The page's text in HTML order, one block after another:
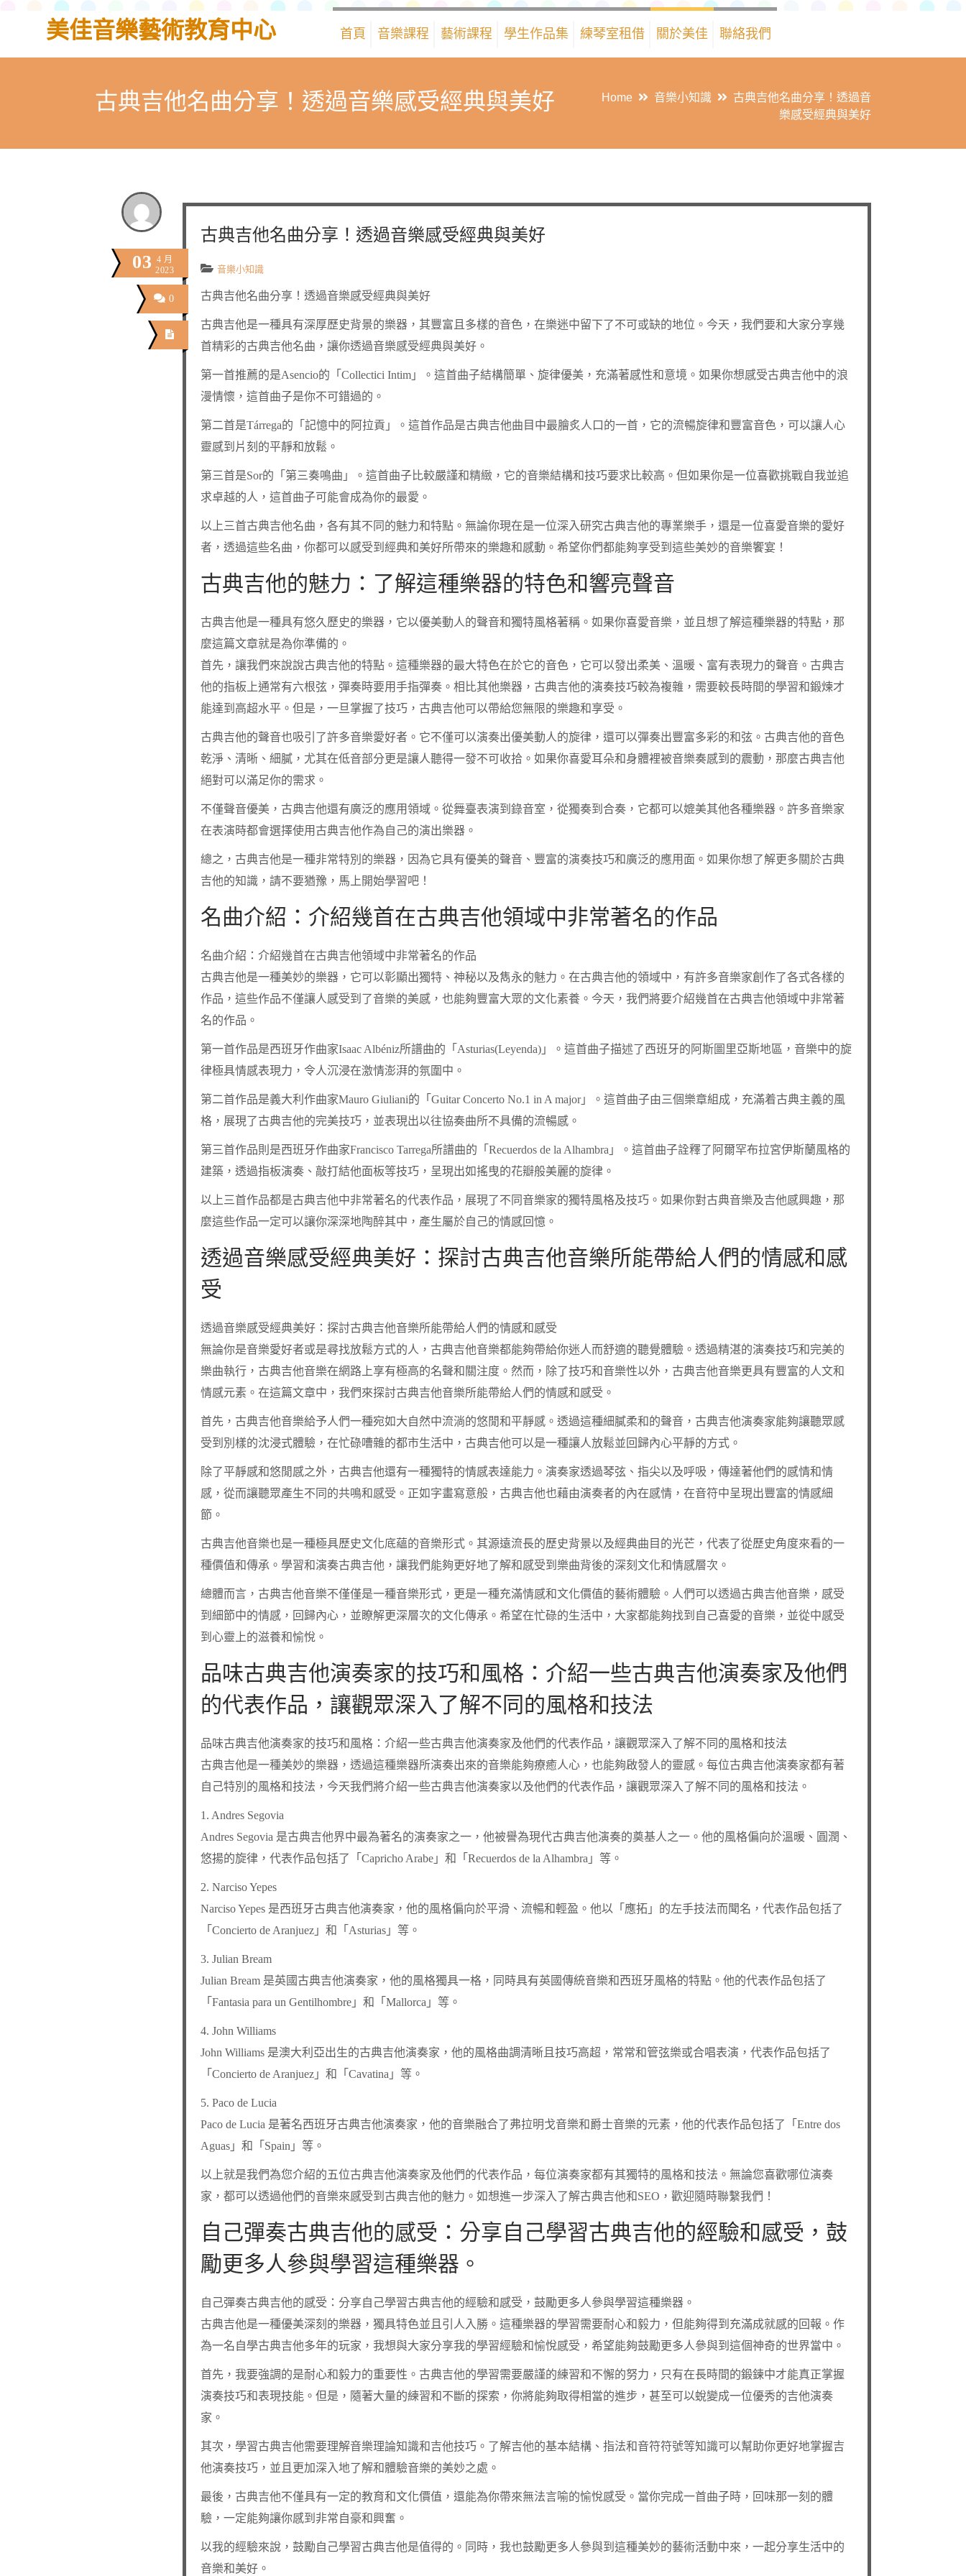
美佳音樂藝術教育中心 首頁 音樂課程 藝術課程 學生作品集 練琴室租借 關於美佳 聯絡我們
古典吉他名曲分享！透過音樂感受經典與美好 Home 音樂小知識
古典吉他名曲分享！透過音
樂感受經典與美好
03 4 月
2023
0
古典吉他名曲分享！透過音樂感受經典與美好
音樂小知識
古典吉他名曲分享！透過音樂感受經典與美好
古典吉他是一種具有深厚歷史背景的樂器，其豐富且多樣的音色，在樂迷中留下了不可或缺的地位。今天，我們要和大家分享幾
首精彩的古典吉他名曲，讓你透過音樂感受經典與美好。
第一首推薦的是Asencio的「Collectici Intim」。這首曲子結構簡單、旋律優美，充滿著感性和意境。如果你想感受古典吉他中的浪
漫情懷，這首曲子是你不可錯過的。
第二首是Tárrega的「記憶中的阿拉貢」。這首作品是古典吉他曲目中最膾炙人口的一首，它的流暢旋律和豐富音色，可以讓人心
靈感到片刻的平靜和放鬆。
第三首是Sor的「第三奏鳴曲」。這首曲子比較嚴謹和精緻，它的音樂結構和技巧要求比較高。但如果你是一位喜歡挑戰自我並追
求卓越的人，這首曲子可能會成為你的最愛。
以上三首古典吉他名曲，各有其不同的魅力和特點。無論你現在是一位深入研究古典吉他的專業樂手，還是一位喜愛音樂的愛好
者，透過這些名曲，你都可以感受到經典和美好所帶來的樂趣和感動。希望你們都能夠享受到這些美妙的音樂饗宴！
古典吉他的魅力：了解這種樂器的特色和響亮聲音
古典吉他是一種具有悠久歷史的樂器，它以優美動人的聲音和獨特風格著稱。如果你喜愛音樂，並且想了解這種樂器的特點，那
麼這篇文章就是為你準備的。
首先，讓我們來說說古典吉他的特點。這種樂器的最大特色在於它的音色，它可以發出柔美、溫暖、富有表現力的聲音。古典吉
他的指板上通常有六根弦，彈奏時要用手指彈奏。相比其他樂器，古典吉他的演奏技巧較為複雜，需要較長時間的學習和鍛煉才
能達到高超水平。但是，一旦掌握了技巧，古典吉他可以帶給您無限的樂趣和享受。
古典吉他的聲音也吸引了許多音樂愛好者。它不僅可以演奏出優美動人的旋律，還可以彈奏出豐富多彩的和弦。古典吉他的音色
乾淨、清晰、細膩，尤其在低音部分更是讓人聽得一發不可收拾。如果你喜愛耳朵和身體裡被音樂奏感到的震動，那麼古典吉他
絕對可以滿足你的需求。
不僅聲音優美，古典吉他還有廣泛的應用領域。從舞臺表演到錄音室，從獨奏到合奏，它都可以媲美其他各種樂器。許多音樂家
在表演時都會選擇使用古典吉他作為自己的演出樂器。
總之，古典吉他是一種非常特別的樂器，因為它具有優美的聲音、豐富的演奏技巧和廣泛的應用面。如果你想了解更多關於古典
吉他的知識，請不要猶豫，馬上開始學習吧！
名曲介紹：介紹幾首在古典吉他領域中非常著名的作品
名曲介紹：介紹幾首在古典吉他領域中非常著名的作品
古典吉他是一種美妙的樂器，它可以彰顯出獨特、神秘以及雋永的魅力。在古典吉他的領域中，有許多音樂家創作了各式各樣的
作品，這些作品不僅讓人感受到了音樂的美感，也能夠豐富大眾的文化素養。今天，我們將要介紹幾首在古典吉他領域中非常著
名的作品。
第一首作品是西班牙作曲家Isaac Albéniz所譜曲的「Asturias(Leyenda)」。這首曲子描述了西班牙的阿斯圖里亞斯地區，音樂中的旋
律極具情感表現力，令人沉浸在激情澎湃的氛圍中。
第二首作品是義大利作曲家Mauro Giuliani的「Guitar Concerto No.1 in A major」。這首曲子由三個樂章組成，充滿着古典主義的風
格，展現了古典吉他的完美技巧，並表現出以往協奏曲所不具備的流暢感。
第三首作品則是西班牙作曲家Francisco Tarrega所譜曲的「Recuerdos de la Alhambra」。這首曲子詮釋了阿爾罕布拉宮伊斯蘭風格的
建築，透過指板演奏、敲打結他面板等技巧，呈現出如搖曳的花瓣般美麗的旋律。
以上三首作品都是古典吉他中非常著名的代表作品，展現了不同音樂家的獨特風格及技巧。如果你對古典音樂及吉他感興趣，那
麼這些作品一定可以讓你深深地陶醉其中，產生屬於自己的情感回憶。
透過音樂感受經典美好：探討古典吉他音樂所能帶給人們的情感和感
受
透過音樂感受經典美好：探討古典吉他音樂所能帶給人們的情感和感受
無論你是音樂愛好者或是尋找放鬆方式的人，古典吉他音樂都能夠帶給你迷人而舒適的聽覺體驗。透過精湛的演奏技巧和完美的
樂曲執行，古典吉他音樂在網路上享有極高的名聲和關注度。然而，除了技巧和音樂性以外，古典吉他音樂更具有豐富的人文和
情感元素。在這篇文章中，我們來探討古典吉他音樂所能帶給人們的情感和感受。
首先，古典吉他音樂給予人們一種宛如大自然中流淌的悠閒和平靜感。透過這種細膩柔和的聲音，古典吉他演奏家能夠讓聽眾感
受到別樣的沈浸式體驗，在忙碌嘈雜的都市生活中，古典吉他可以是一種讓人放鬆並回歸內心平靜的方式。
除了平靜感和悠閒感之外，古典吉他還有一種獨特的情感表達能力。演奏家透過琴弦、指尖以及呼吸，傳達著他們的感情和情
感，從而讓聽眾產生不同的共鳴和感受。正如字畫寫意般，古典吉他也藉由演奏者的內在感情，在音符中呈現出豐富的情感細
節。
古典吉他音樂也是一種極具歷史文化底蘊的音樂形式。其源遠流長的歷史背景以及經典曲目的光芒，代表了從歷史角度來看的一
種價值和傳承。學習和演奏古典吉他，讓我們能夠更好地了解和感受到樂曲背後的深刻文化和情感層次。
總體而言，古典吉他音樂不僅僅是一種音樂形式，更是一種充滿情感和文化價值的藝術體驗。人們可以透過古典吉他音樂，感受
到細節中的情感，回歸內心，並瞭解更深層次的文化傳承。希望在忙碌的生活中，大家都能夠找到自己喜愛的音樂，並從中感受
到心靈上的滋養和愉悅。
品味古典吉他演奏家的技巧和風格：介紹一些古典吉他演奏家及他們
的代表作品，讓觀眾深入了解不同的風格和技法
品味古典吉他演奏家的技巧和風格：介紹一些古典吉他演奏家及他們的代表作品，讓觀眾深入了解不同的風格和技法
古典吉他是一種美妙的樂器，透過這種樂器所演奏出來的音樂能夠療癒人心，也能夠啟發人的靈感。每位古典吉他演奏家都有著
自己特別的風格和技法，今天我們將介紹一些古典吉他演奏家以及他們的代表作品，讓觀眾深入了解不同的風格和技法。
1. Andres Segovia
Andres Segovia 是古典吉他界中最為著名的演奏家之一，他被譽為現代古典吉他演奏的奠基人之一。他的風格偏向於溫暖、圓潤、
悠揚的旋律，代表作品包括了「Capricho Arabe」和「Recuerdos de la Alhambra」等。
2. Narciso Yepes
Narciso Yepes 是西班牙古典吉他演奏家，他的風格偏向於平滑、流暢和輕盈。他以「應拓」的左手技法而聞名，代表作品包括了
「Concierto de Aranjuez」和「Asturias」等。
3. Julian Bream
Julian Bream 是英國古典吉他演奏家，他的風格獨具一格，同時具有英國傳統音樂和西班牙風格的特點。他的代表作品包括了
「Fantasia para un Gentilhombre」和「Mallorca」等。
4. John Williams
John Williams 是澳大利亞出生的古典吉他演奏家，他的風格曲調清晰且技巧高超，常常和管弦樂或合唱表演，代表作品包括了
「Concierto de Aranjuez」和「Cavatina」等。
5. Paco de Lucia
Paco de Lucia 是著名西班牙古典吉他演奏家，他的音樂融合了弗拉明戈音樂和爵士音樂的元素，他的代表作品包括了「Entre dos
Aguas」和「Spain」等。
以上就是我們為您介紹的五位古典吉他演奏家及他們的代表作品，每位演奏家都有其獨特的風格和技法。無論您喜歡哪位演奏
家，都可以透過他們的音樂來感受到古典吉他的魅力。如想進一步深入了解古典吉他和SEO，歡迎隨時聯繫我們！
自己彈奏古典吉他的感受：分享自己學習古典吉他的經驗和感受，鼓
勵更多人參與學習這種樂器。
自己彈奏古典吉他的感受：分享自己學習古典吉他的經驗和感受，鼓勵更多人參與學習這種樂器。
古典吉他是一種優美深刻的樂器，獨具特色並且引人入勝。這種樂器的學習需要耐心和毅力，但能夠得到充滿成就感的回報。作
為一名自學古典吉他多年的玩家，我想與大家分享我的學習經驗和愉悅感受，希望能夠鼓勵更多人參與到這個神奇的世界當中。
首先，我要強調的是耐心和毅力的重要性。古典吉他的學習需要嚴謹的練習和不懈的努力，只有在長時間的鍛鍊中才能真正掌握
演奏技巧和表現技能。但是，隨著大量的練習和不斷的探索，你將能夠取得相當的進步，甚至可以蛻變成一位優秀的吉他演奏
家。
其次，學習古典吉他需要理解音樂理論知識和吉他技巧。了解吉他的基本結構、指法和音符符號等知識可以幫助你更好地掌握吉
他演奏技巧，並且更加深入地了解和體驗音樂的美妙之處。
最後，古典吉他不僅具有一定的教育和文化價值，還能為你帶來無法言喻的愉悅感受。當你完成一首曲子時，回味那一刻的體
驗，一定能夠讓你感到非常自豪和興奮。
以我的經驗來說，鼓勵自己學習古典吉他是值得的。同時，我也鼓勵更多人參與到這種美妙的藝術活動中來，一起分享生活中的
音樂和美好。